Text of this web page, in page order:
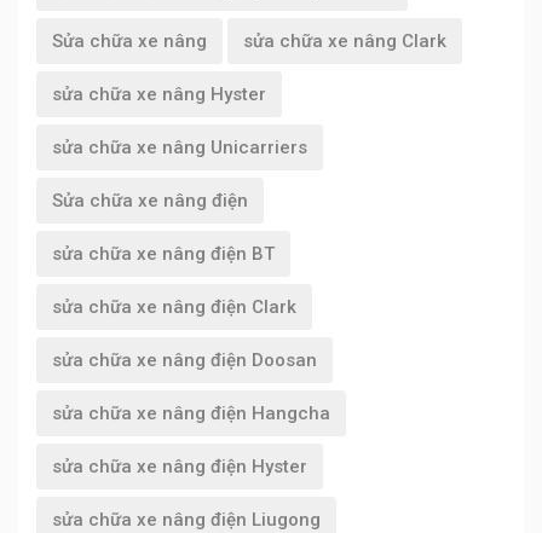
Sửa chữa xe nâng sửa chữa xe nâng Clark
sửa chữa xe nâng Hyster
sửa chữa xe nâng Unicarriers
Sửa chữa xe nâng điện
sửa chữa xe nâng điện BT
sửa chữa xe nâng điện Clark
sửa chữa xe nâng điện Doosan
sửa chữa xe nâng điện Hangcha
sửa chữa xe nâng điện Hyster
sửa chữa xe nâng điện Liugong